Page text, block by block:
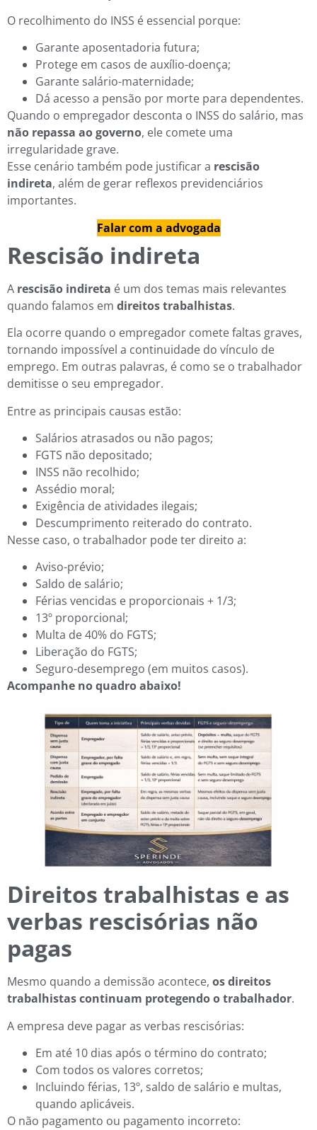
O recolhimento do INSS é essencial porque:
Garante aposentadoria futura;
Protege em casos de auxílio-doença;
Garante salário-maternidade;
Dá acesso a pensão por morte para dependentes.
Quando o empregador desconta o INSS do salário, mas
não repassa ao governo, ele comete uma
irregularidade grave.
Esse cenário também pode justificar a rescisão
indireta, além de gerar reflexos previdenciários
importantes.
Falar com a advogada
Rescisão indireta
A rescisão indireta é um dos temas mais relevantes
quando falamos em direitos trabalhistas.
Ela ocorre quando o empregador comete faltas graves,
tornando impossível a continuidade do vínculo de
emprego. Em outras palavras, é como se o trabalhador
demitisse o seu empregador.
Entre as principais causas estão:
Salários atrasados ou não pagos;
FGTS não depositado;
INSS não recolhido;
Assédio moral;
Exigência de atividades ilegais;
Descumprimento reiterado do contrato.
Nesse caso, o trabalhador pode ter direito a:
Aviso-prévio;
Saldo de salário;
Férias vencidas e proporcionais + 1/3;
13º proporcional;
Multa de 40% do FGTS;
Liberação do FGTS;
Seguro-desemprego (em muitos casos).
Acompanhe no quadro abaixo!
Direitos trabalhistas e as
verbas rescisórias não
pagas
Mesmo quando a demissão acontece, os direitos
trabalhistas continuam protegendo o trabalhador.
A empresa deve pagar as verbas rescisórias:
Em até 10 dias após o término do contrato;
Com todos os valores corretos;
Incluindo férias, 13º, saldo de salário e multas,
quando aplicáveis.
O não pagamento ou pagamento incorreto: